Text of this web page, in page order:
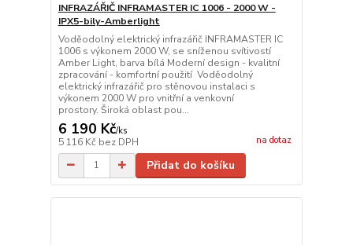
INFRAZÁŘIČ INFRAMASTER IC 1006 - 2000 W -
IPX5-bily-Amberlight
Voděodolný elektrický infrazářič INFRAMASTER IC
1006 s výkonem 2000 W, se sníženou svítivostí
Amber Light, barva bílá Moderní design - kvalitní
zpracování - komfortní použití Voděodolný
elektrický infrazářič pro stěnovou instalaci s
výkonem 2000 W pro vnitřní a venkovní
prostory. Široká oblast pou...
6 190 Kč/ks
5 116 Kč bez DPH na dotaz
Přidat do košíku